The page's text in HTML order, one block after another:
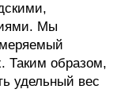
Мы
Таким образом,
удельный вес